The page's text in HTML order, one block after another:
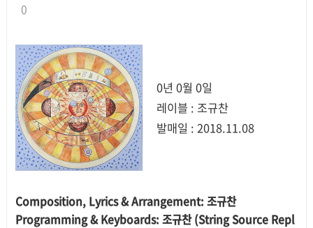
0
0년 0월 0일
레이블 : 조규찬
발매일 : 2018.11.08
Composition, Lyrics & Arrangement: 조규찬
Programming & Keyboards: 조규찬 (String Source Repl